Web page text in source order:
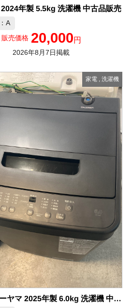
年製 5.5kg 洗濯機 中古品販売
A
販売価格 20,000円
2026年8月7日掲載
家電, 洗濯機
アイリスオーヤマ 2025年製 6.0kg 洗濯機 中古品販売